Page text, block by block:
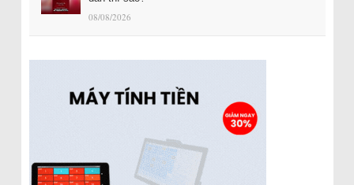
08/08/2026